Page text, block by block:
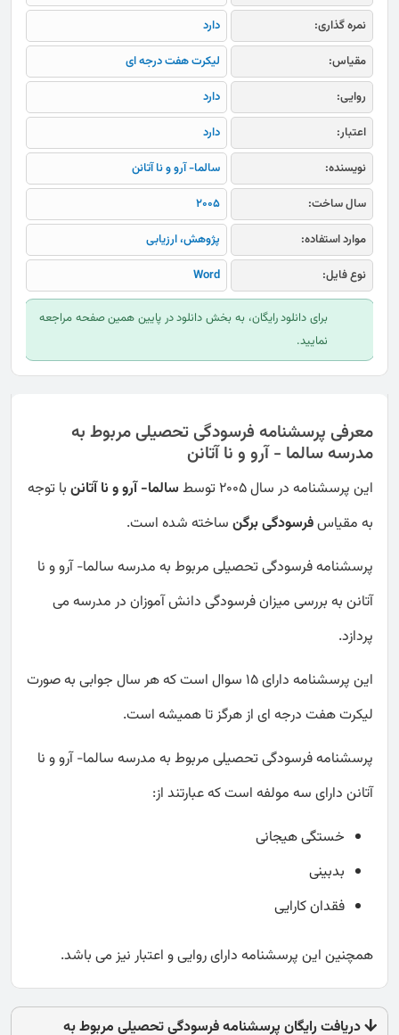
نمره گذاری:
دارد
مقیاس:
لیکرت هفت درجه ای
روایی:
دارد
اعتبار:
دارد
نویسنده:
سالما- آرو و نا آتانن
سال ساخت:
2005
موارد استفاده:
پژوهش، ارزیابی
نوع فایل:
Word
برای دانلود رایگان، به بخش دانلود در پایین همین صفحه مراجعه
نمایید.
معرفی پرسشنامه فرسودگی تحصیلی مربوط به
مدرسه سالما - آرو و نا آتانن
این پرسشنامه در سال 2005 توسط سالما- آرو و نا آتاننبا توجه
به مقیاسفرسودگی برگنساخته شده است.
پرسشنامه فرسودگی تحصیلی مربوط به مدرسه سالما- آرو و نا
آتانن به بررسی میزان فرسودگی دانش آموزان در مدرسه می
پردازد.
این پرسشنامه دارای 15 سوال است که هر سال جوابی به صورت
لیکرت هفت درجه ای از هرگز تا همیشه است.
پرسشنامه فرسودگی تحصیلی مربوط به مدرسه سالما- آرو و نا
آتانن دارای سه مولفه است که عبارتند از:
خستگی هیجانی
بدبینی
فقدان کارایی
همچنین این پرسشنامه دارای روایی و اعتبار نیز می باشد.
دریافت رایگان پرسشنامه فرسودگی تحصیلی مربوط به